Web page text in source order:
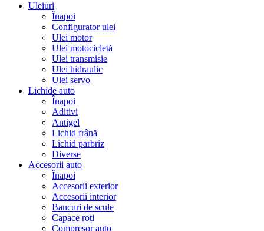
Uleiuri
Înapoi
Configurator ulei
Ulei motor
Ulei motocicletă
Ulei transmisie
Ulei hidraulic
Ulei servo
Lichide auto
Înapoi
Aditivi
Antigel
Lichid frână
Lichid parbriz
Diverse
Accesorii auto
Înapoi
Accesorii exterior
Accesorii interior
Bancuri de scule
Capace roți
Compresor auto